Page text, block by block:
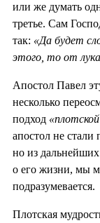
или же думать
третье. Сам
так: «Да будет
этого, то от
Апостол Павел
несколько
подход
апостол не
но из
о его жизни, мы
подразумевается.
Плотская